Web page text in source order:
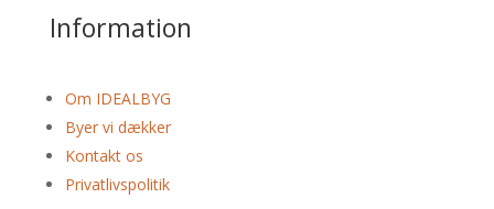
Information
Om IDEALBYG
Byer vi dækker
Kontakt os
Privatlivspolitik